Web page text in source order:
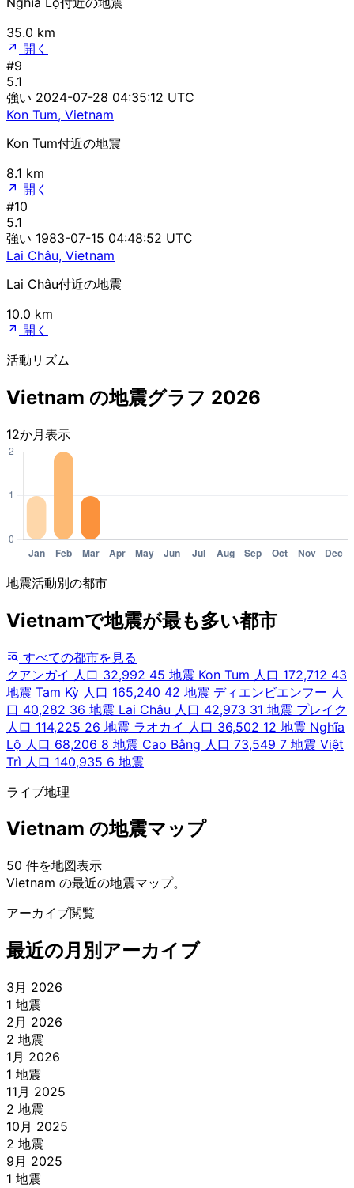
35.0 km
開く
#9
5.1
強い 2024-07-28 04:35:12 UTC
Kon Tum, Vietnam
Kon Tum付近の地震
8.1 km
開く
#10
5.1
強い 1983-07-15 04:48:52 UTC
Lai Châu, Vietnam
Lai Châu付近の地震
10.0 km
開く
活動リズム
Vietnam の地震グラフ 2026
12か月表示
地震活動別の都市
Vietnamで地震が最も多い都市
すべての都市を見る
クアンガイ 人口 32,992 45 地震 Kon Tum 人口 172,712 43
地震 Tam Kỳ 人口 165,240 42 地震 ディエンビエンフー 人
口 40,282 36 地震 Lai Châu 人口 42,973 31 地震 プレイク
人口 114,225 26 地震 ラオカイ 人口 36,502 12 地震 Nghĩa
Lộ 人口 68,206 8 地震 Cao Bằng 人口 73,549 7 地震 Việt
Trì 人口 140,935 6 地震
ライブ地理
Vietnam の地震マップ
50 件を地図表示
−
Vietnam の最近の地震マップ。
アーカイブ閲覧
最近の月別アーカイブ
3月 2026
1 地震
2月 2026
2 地震
1月 2026
1 地震
11月 2025
2 地震
10月 2025
2 地震
9月 2025
1 地震